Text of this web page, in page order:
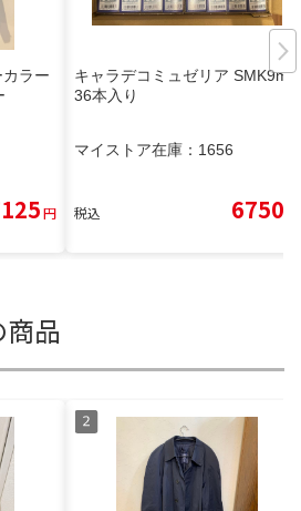
ラー
円
キャラデコミュゼリア SMK9m
36本入り
マイストア在庫： 1656
税込 6750
品